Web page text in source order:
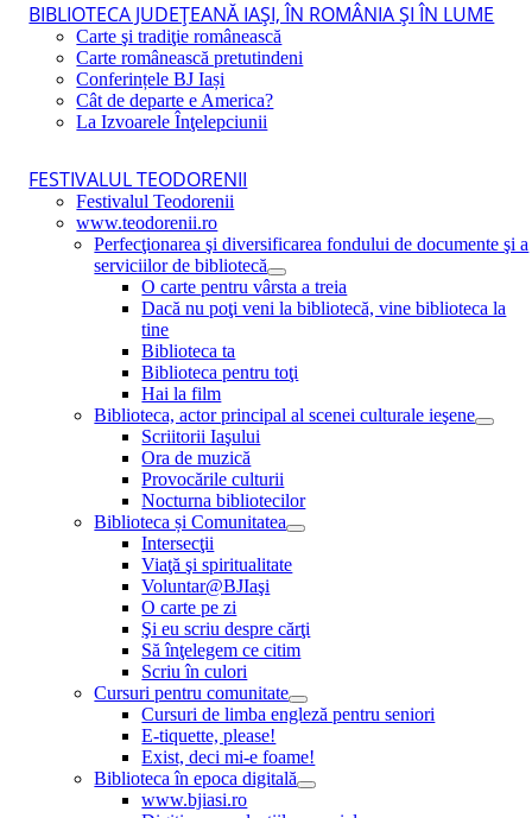
BIBLIOTECA JUDEŢEANĂ IAŞI, ÎN ROMÂNIA ŞI ÎN LUME
Carte şi tradiţie românească
Carte românească pretutindeni
Conferințele BJ Iași
Cât de departe e America?
La Izvoarele Înţelepciunii
FESTIVALUL TEODORENII
Festivalul Teodorenii
www.teodorenii.ro
Perfecţionarea şi diversificarea fondului de documente şi a
serviciilor de bibliotecă
O carte pentru vârsta a treia
Dacă nu poţi veni la bibliotecă, vine biblioteca la
tine
Biblioteca ta
Biblioteca pentru toţi
Hai la film
Biblioteca, actor principal al scenei culturale ieşene
Scriitorii Iaşului
Ora de muzică
Provocările culturii
Nocturna bibliotecilor
Biblioteca și Comunitatea
Intersecţii
Viaţă şi spiritualitate
Voluntar@BJIaşi
O carte pe zi
Şi eu scriu despre cărţi
Să înţelegem ce citim
Scriu în culori
Cursuri pentru comunitate
Cursuri de limba engleză pentru seniori
E-tiquette, please!
Exist, deci mi-e foame!
Biblioteca în epoca digitală
www.bjiasi.ro